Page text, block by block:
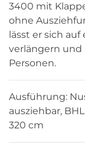
3400 mit
ohne
lässt er sich
verlängern und
Personen.
Ausführung:
ausziehbar,
320 cm